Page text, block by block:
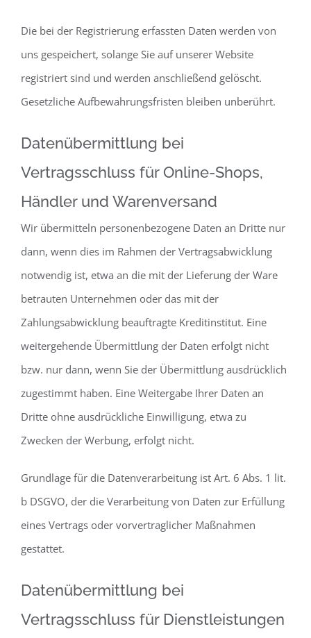
Die bei der Registrierung erfassten Daten werden von
uns gespeichert, solange Sie auf unserer Website
registriert sind und werden anschließend gelöscht.
Gesetzliche Aufbewahrungsfristen bleiben unberührt.
Datenübermittlung bei
Vertragsschluss für Online-Shops,
Händler und Warenversand
Wir übermitteln personenbezogene Daten an Dritte nur
dann, wenn dies im Rahmen der Vertragsabwicklung
notwendig ist, etwa an die mit der Lieferung der Ware
betrauten Unternehmen oder das mit der
Zahlungsabwicklung beauftragte Kreditinstitut. Eine
weitergehende Übermittlung der Daten erfolgt nicht
bzw. nur dann, wenn Sie der Übermittlung ausdrücklich
zugestimmt haben. Eine Weitergabe Ihrer Daten an
Dritte ohne ausdrückliche Einwilligung, etwa zu
Zwecken der Werbung, erfolgt nicht.
Grundlage für die Datenverarbeitung ist Art. 6 Abs. 1 lit.
b DSGVO, der die Verarbeitung von Daten zur Erfüllung
eines Vertrags oder vorvertraglicher Maßnahmen
gestattet.
Datenübermittlung bei
Vertragsschluss für Dienstleistungen